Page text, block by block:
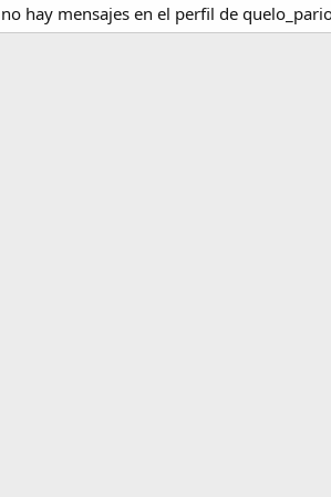
hay mensajes en el perfil de